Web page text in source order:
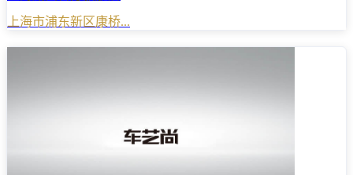
上海市浦东新区康桥...